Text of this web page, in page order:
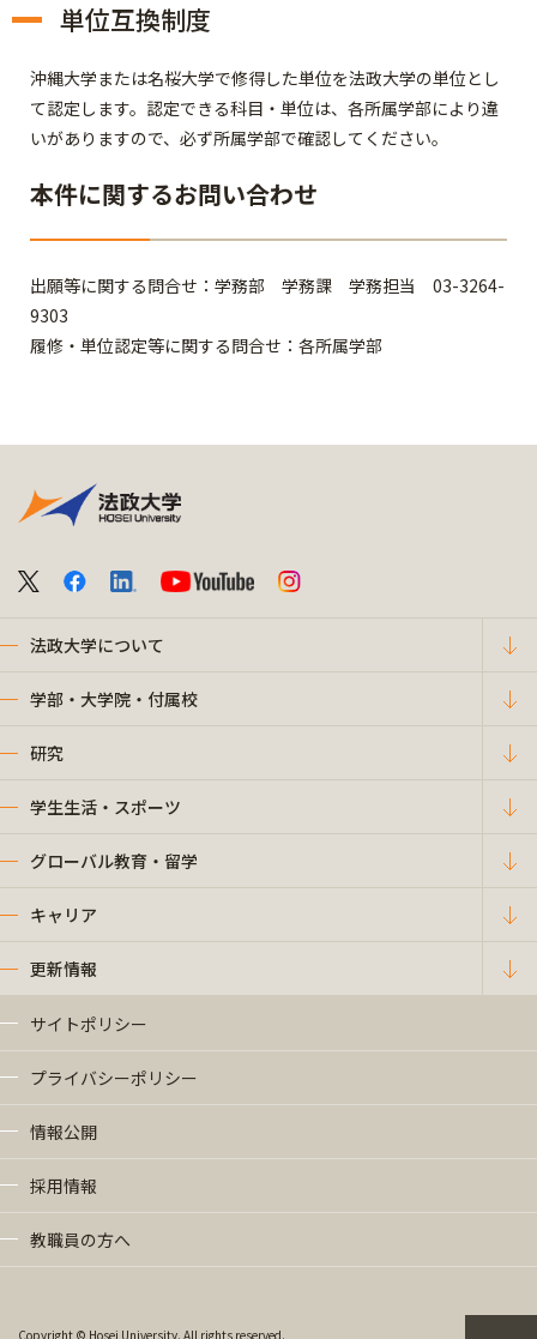
単位互換制度
沖縄大学または名桜大学で修得した単位を法政大学の単位とし
て認定します。認定できる科目・単位は、各所属学部により違
いがありますので、必ず所属学部で確認してください。
本件に関するお問い合わせ
出願等に関する問合せ：学務部 学務課 学務担当 03-3264-
9303
履修・単位認定等に関する問合せ：各所属学部
法政大学について
学部・大学院・付属校
研究
学生生活・スポーツ
グローバル教育・留学
キャリア
更新情報
サイトポリシー
プライバシーポリシー
情報公開
採用情報
教職員の方へ
Copyright © Hosei University. All rights reserved.